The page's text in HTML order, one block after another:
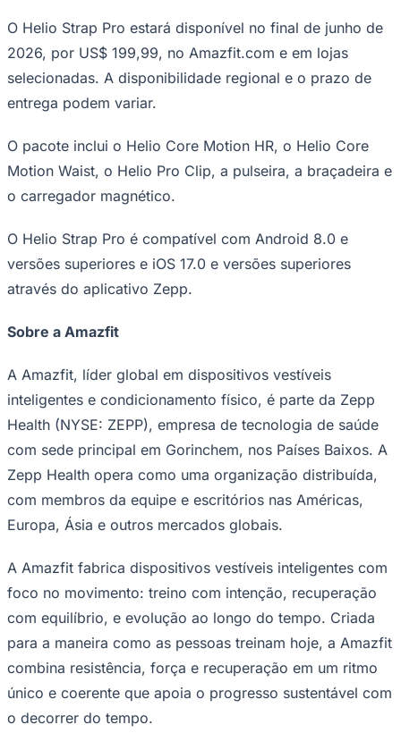
O Helio Strap Pro estará disponível no final de junho de
2026, por US$ 199,99, no Amazfit.com e em lojas
selecionadas. A disponibilidade regional e o prazo de
entrega podem variar.
O pacote inclui o Helio Core Motion HR, o Helio Core
Motion Waist, o Helio Pro Clip, a pulseira, a braçadeira e
o carregador magnético.
O Helio Strap Pro é compatível com Android 8.0 e
versões superiores e iOS 17.0 e versões superiores
através do aplicativo Zepp.
Sobre a Amazfit
A Amazfit, líder global em dispositivos vestíveis
inteligentes e condicionamento físico, é parte da Zepp
Health (NYSE: ZEPP), empresa de tecnologia de saúde
com sede principal em Gorinchem, nos Países Baixos. A
Zepp Health opera como uma organização distribuída,
com membros da equipe e escritórios nas Américas,
Europa, Ásia e outros mercados globais.
A Amazfit fabrica dispositivos vestíveis inteligentes com
foco no movimento: treino com intenção, recuperação
com equilíbrio, e evolução ao longo do tempo. Criada
para a maneira como as pessoas treinam hoje, a Amazfit
combina resistência, força e recuperação em um ritmo
único e coerente que apoia o progresso sustentável com
o decorrer do tempo.